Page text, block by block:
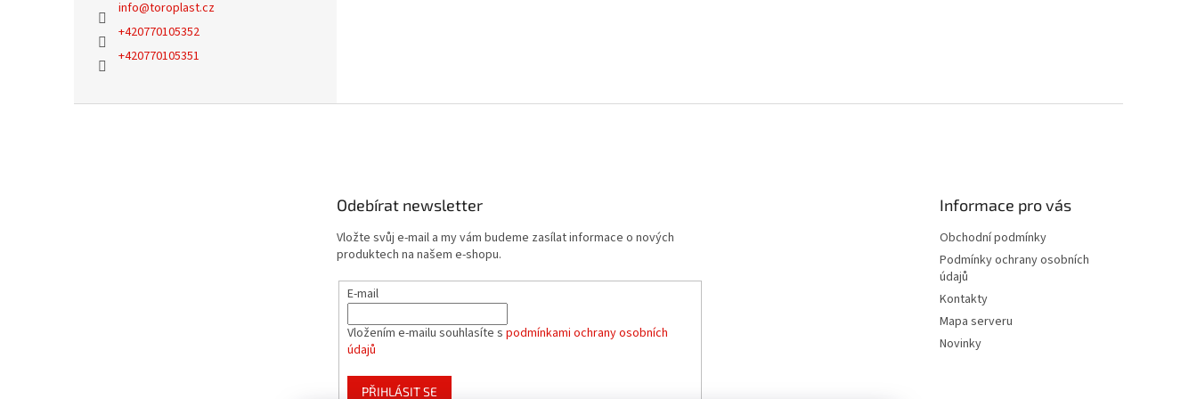
info@toroplast.cz
+420770105352
+420770105351
Odebírat newsletter
Vložte svůj e-mail a my vám budeme zasílat informace o nových
produktech na našem e-shopu.
E-mail
Vložením e-mailu souhlasíte s podmínkami ochrany osobních
údajů
PŘIHLÁSIT SE
Informace pro vás
Obchodní podmínky
Podmínky ochrany osobních
údajů
Kontakty
Mapa serveru
Novinky